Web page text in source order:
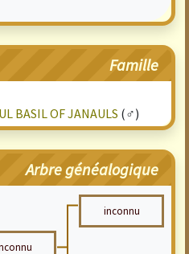
Famille
BASIL OF JANAULS (♂)
Arbre généalogique
inconnu